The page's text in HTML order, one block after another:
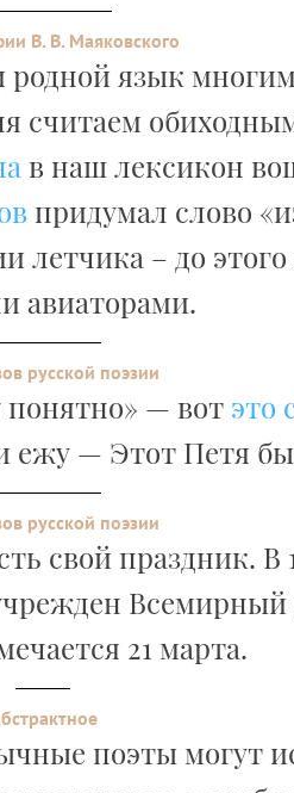
В. В. Маяковского
родной язык
считаем
в наш лексикон
придумал слово
летчика – до
авиаторами.
русской поэзии
— вот это
ежу — Этот Петя
русской поэзии
свой праздник. В
Всемирный
21 марта.
поэты могут